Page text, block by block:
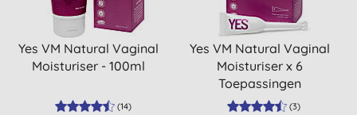
Yes VM Natural Vaginal
Moisturiser - 100ml
(14)
Yes VM Natural Vaginal
Moisturiser x 6
Toepassingen
(3)